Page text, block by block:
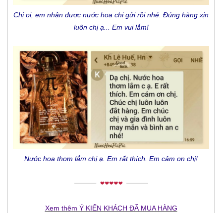
Chị ơi, em nhận được nước hoa chị gửi rồi nhé. Đúng hàng xịn
luôn chị ạ... Em vui lắm!
Nước hoa thơm lắm chị ạ. Em rất thích. Em cảm ơn chị!
Xem thêm Ý KIẾN KHÁCH ĐÃ MUA HÀNG